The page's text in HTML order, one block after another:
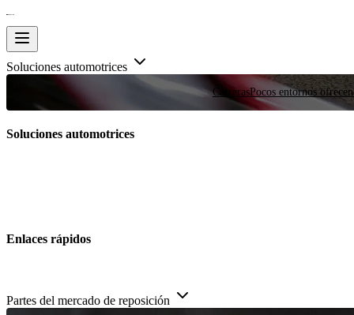
Soluciones automotrices
CarrerasPocos entornos
Soluciones automotrices
Enlaces rápidos
Partes del mercado de reposición